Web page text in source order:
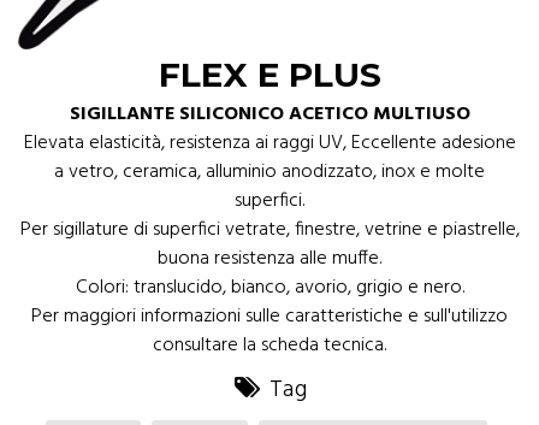
FLEX E PLUS
SIGILLANTE SILICONICO ACETICO MULTIUSO
Elevata elasticità, resistenza ai raggi UV, Eccellente adesione
a vetro, ceramica, alluminio anodizzato, inox e molte
superfici.
Per sigillature di superfici vetrate, finestre, vetrine e piastrelle,
buona resistenza alle muffe.
Colori: translucido, bianco, avorio, grigio e nero.
Per maggiori informazioni sulle caratteristiche e sull'utilizzo
consultare la scheda tecnica.
Tag